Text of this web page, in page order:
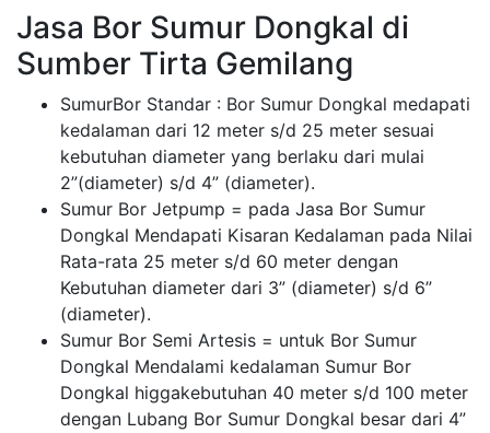
Jasa Bor Sumur Dongkal di
Sumber Tirta Gemilang
SumurBor Standar : Bor Sumur Dongkal medapati
kedalaman dari 12 meter s/d 25 meter sesuai
kebutuhan diameter yang berlaku dari mulai
2”(diameter) s/d 4” (diameter).
Sumur Bor Jetpump = pada Jasa Bor Sumur
Dongkal Mendapati Kisaran Kedalaman pada Nilai
Rata-rata 25 meter s/d 60 meter dengan
Kebutuhan diameter dari 3” (diameter) s/d 6”
(diameter).
Sumur Bor Semi Artesis = untuk Bor Sumur
Dongkal Mendalami kedalaman Sumur Bor
Dongkal higgakebutuhan 40 meter s/d 100 meter
dengan Lubang Bor Sumur Dongkal besar dari 4”